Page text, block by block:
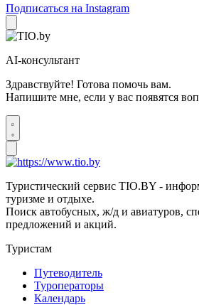
Подписаться на Instagram
AI-консультант
Здравствуйте! Готова помочь вам.
Напишите мне, если у вас появятся
Туристический сервис TIO.BY -
туризме и отдыхе.
Поиск автобусных, ж/д и авиатуров,
предложений и акций.
Туристам
Путеводитель
Туроператоры
Календарь